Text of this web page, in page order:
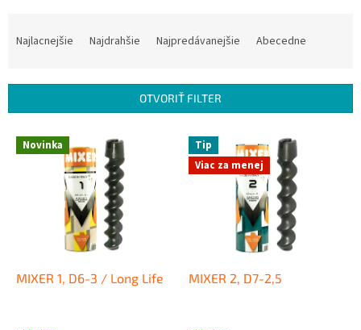
i
Najlacnejšie Najdrahšie Najpredávanejšie Abecedne
OTVORIŤ FILTER
V Novinka
MIXER 1, D6-3 / Long Life
Tip
Viac za menej
MIXER 2, D7-2,5